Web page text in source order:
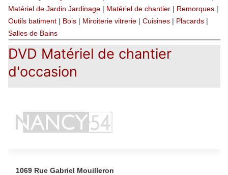
Matériel de Jardin Jardinage | Matériel de chantier | Remorques |
Outils batiment | Bois | Miroiterie vitrerie | Cuisines | Placards |
Salles de Bains
DVD Matériel de chantier
d'occasion
1069 Rue Gabriel Mouilleron